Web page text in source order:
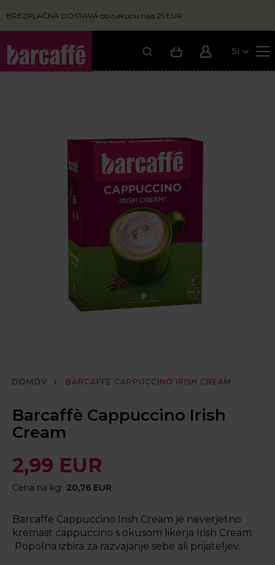
BREZPLAČNA DOSTAVA ob nakupu nad 25 EUR
Moja košaricaSI
DOMOV BARCAFFÈ CAPPUCCINO IRISH CREAM
Barcaffè Cappuccino Irish
Cream
2,99 EUR
Cena na kg: 20,76 EUR
Barcaffe Cappuccino Irish Cream je neverjetno
kremast cappuccino s okusom likerja Irish Cream.
Popolna izbira za razvajanje sebe ali prijateljev.